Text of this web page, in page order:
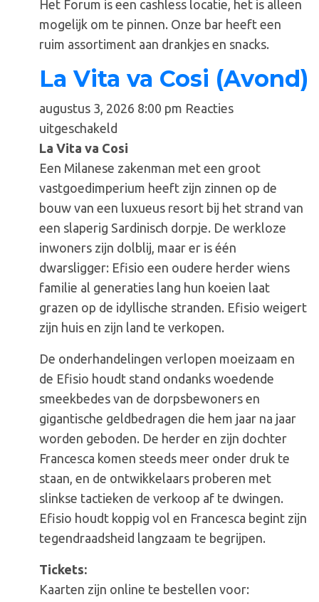
Het Forum is een cashless locatie, het is alleen
mogelijk om te pinnen. Onze bar heeft een
ruim assortiment aan drankjes en snacks.
La Vita va Cosi (Avond)
augustus 3, 2026 8:00 pm Reacties
uitgeschakeld
La
Vita
va
Cosi
(Avond)
La Vita va Cosi
Een Milanese zakenman met een groot
vastgoedimperium heeft zijn zinnen op de
bouw van een luxueus resort bij het strand van
een slaperig Sardinisch dorpje. De werkloze
inwoners zijn dolblij, maar er is één
dwarsligger: Efisio een oudere herder wiens
familie al generaties lang hun koeien laat
grazen op de idyllische stranden. Efisio weigert
zijn huis en zijn land te verkopen.
De onderhandelingen verlopen moeizaam en
de Efisio houdt stand ondanks woedende
smeekbedes van de dorpsbewoners en
gigantische geldbedragen die hem jaar na jaar
worden geboden. De herder en zijn dochter
Francesca komen steeds meer onder druk te
staan, en de ontwikkelaars proberen met
slinkse tactieken de verkoop af te dwingen.
Efisio houdt koppig vol en Francesca begint zijn
tegendraadsheid langzaam te begrijpen.
Tickets:
Kaarten zijn online te bestellen voor: